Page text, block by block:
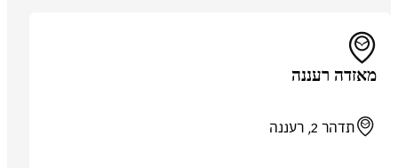
מאזדה רעננה
תדהר 2, רעננה